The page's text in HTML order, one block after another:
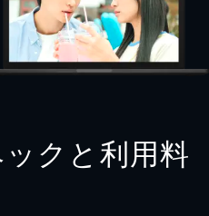
クと利用料